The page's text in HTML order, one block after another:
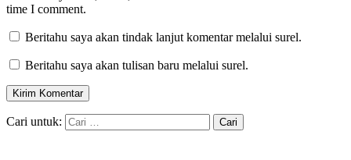
time I comment.
Beritahu saya akan tindak lanjut komentar melalui surel.
Beritahu saya akan tulisan baru melalui surel.
Cari untuk: